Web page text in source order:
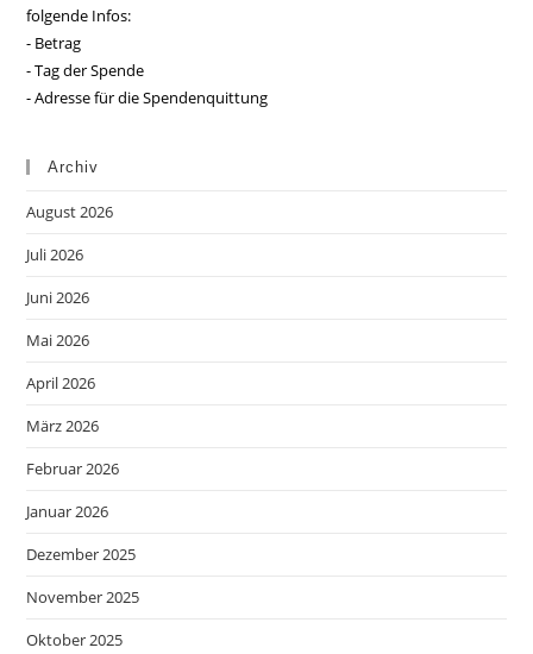
folgende Infos:
- Betrag
- Tag der Spende
- Adresse für die Spendenquittung
Archiv
August 2026
Juli 2026
Juni 2026
Mai 2026
April 2026
März 2026
Februar 2026
Januar 2026
Dezember 2025
November 2025
Oktober 2025